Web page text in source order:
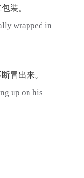
装。
wrapped in
冒出来。
up on his